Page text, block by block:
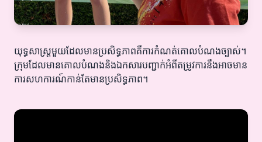
យុទ្ធសាស្ត្រមួយដែលមានប្រសិទ្ធភាពគឺការកំណត់គោលបំណងច្បាស់។
ក្រុមដែលមានគោលបំណងនិងឯកសារបញ្ជាក់អំពីតម្រូវការនឹងអាចមាន
ការសហការណ៍កាន់តែមានប្រសិទ្ធភាព។